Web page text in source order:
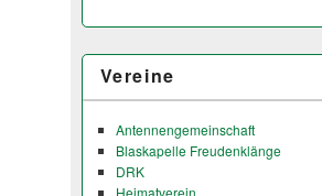
Vereine
Antennengemeinschaft
Blaskapelle Freudenklänge
DRK
Heimatverein